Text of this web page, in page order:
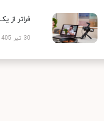
فراتر از
30 تیر 1405